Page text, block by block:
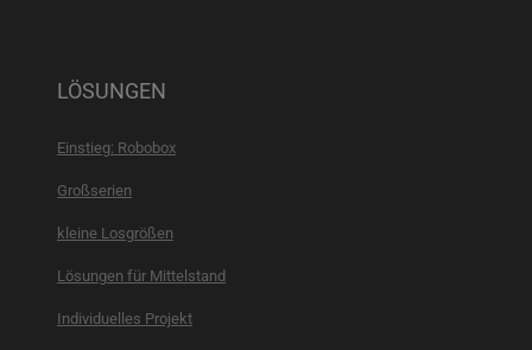
LÖSUNGEN
Einstieg: Robobox
Großserien
kleine Losgrößen
Lösungen für Mittelstand
Individuelles Projekt